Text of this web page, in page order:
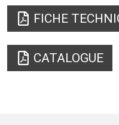
FICHE
CATALOGUE